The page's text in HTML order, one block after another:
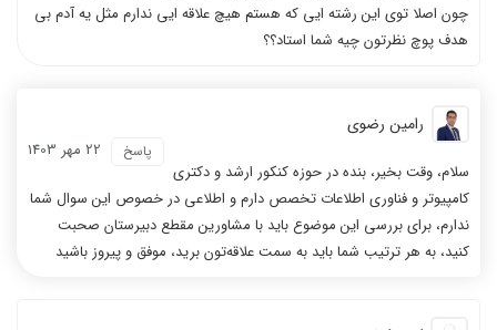
چون اصلا توی این رشته ایی که هستم هیچ علاقه ایی ندارم مثل یه آدم بی
هدف پوچ نظرتون چیه شما استاد؟؟
رامین رضوی
22 مهر 1403 پاسخ
سلام، وقت بخیر، بنده در حوزه کنکور ارشد و دکتری
کامپیوتر و فناوری اطلاعات تخصص دارم و اطلاعی در خصوص این سوال شما
ندارم، برای بررسی این موضوع باید با مشاورین مقطع دبیرستان صحبت
کنید، به هر ترتیب شما باید به سمت علاقه‌تون برید، موفق و پیروز باشید